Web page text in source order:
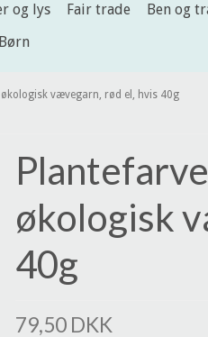
og lys Fair trade Ben og
Børn
vævegarn, rød el, hvis 40g
økologisk
40g
79,50 DKK